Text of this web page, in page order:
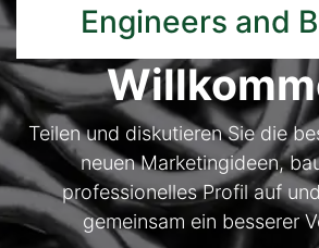
Engineers and
Teilen und diskutieren Sie die
neuen Marketingideen,
professionelles Profil auf
gemeinsam ein besserer